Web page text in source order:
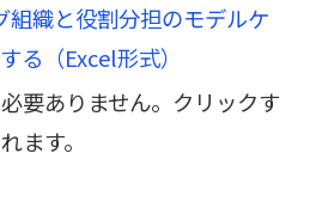
織と役割分担のモデルケ
る（Excel形式）
要ありません。クリックす
ます。